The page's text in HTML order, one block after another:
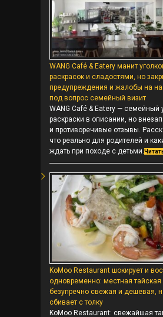
WANG Café & Eatery манит
раскрасок и сладостями, но
предупреждения и жалобы на
под вопрос семейный визит
WANG Café & Eatery — семейный
раскраски в описании, но
и противоречивые отзывы.
что реально для родителей и
ждать при походе с детьми.
KoMoo Restaurant шокирует и
одновременно: местная тайская
безупречно свежая и дешевая,
сбивает с толку
KoMoo Restaurant: свежайшая